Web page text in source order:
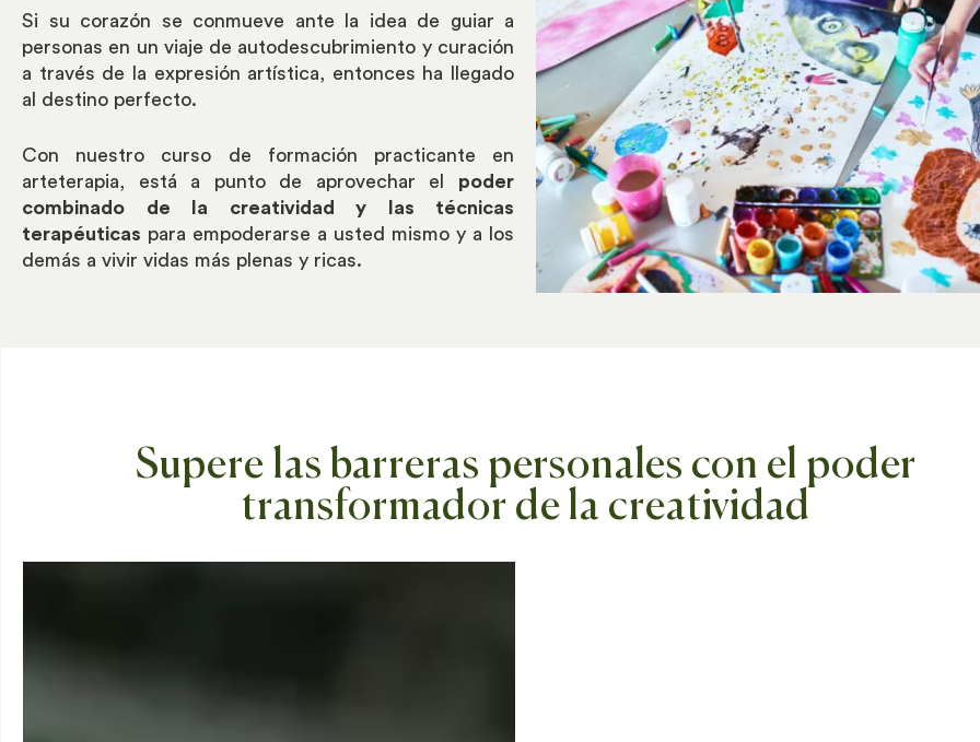
Si su corazón se conmueve ante la idea de guiar a
personas en un viaje de autodescubrimiento y curación
a través de la expresión artística, entonces ha llegado
al destino perfecto.
Con nuestro curso de formación practicante en
arteterapia, está a punto de aprovechar el poder
combinado de la creatividad y las técnicas
terapéuticas para empoderarse a usted mismo y a los
demás a vivir vidas más plenas y ricas.
Supere las barreras personales con el poder
transformador de la creatividad